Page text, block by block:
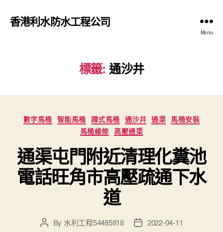
香港利水防水工程公司
Menu
標籤: 通沙井
Categories
數字馬桶 智能馬桶 蹲式馬桶 通沙井 通渠 馬桶安裝
馬桶維修 高壓通渠
通渠屯門附近清理化糞池
電話旺角市高壓疏通下水
道
PostBy 水利工程54485818
Post2022-04-11